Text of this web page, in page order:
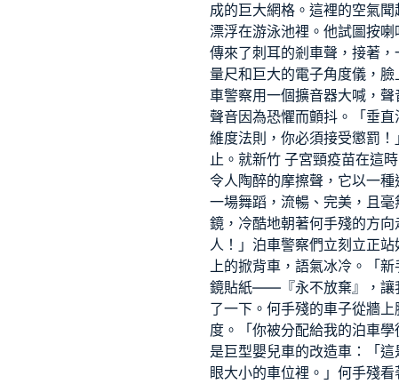
成的巨大網格。這裡的空氣
漂浮在游泳池裡。他試圖按
傳來了刺耳的剎車聲，接著
量尺和巨大的電子角度儀，臉
車警察用一個擴音器大喊，
聲音因為恐懼而顫抖。「垂
維度法則，你必須接受懲罰
止。就新竹 子宮頸疫苗在這
令人陶醉的摩擦聲，它以一
一場舞蹈，流暢、完美，且
鏡，冷酷地朝著何手殘的方
人！」泊車警察們立刻立正
上的掀背車，語氣冰冷。「
鏡貼紙——『永不放棄』，讓
了一下。何手殘的車子從牆
度。「你被分配給我的泊車
是巨型嬰兒車的改造車：「
眼大小的車位裡。」何手殘